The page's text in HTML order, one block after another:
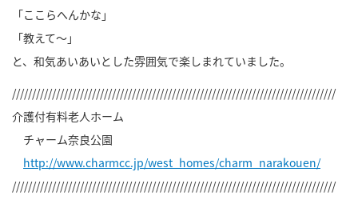
「ここらへんかな」
「教えて～」
と、和気あいあいとした雰囲気で楽しまれていました。
/////////////////////////////////////////////////////////////////////////////////
介護付有料老人ホーム
チャーム奈良公園
http://www.charmcc.jp/west_homes/charm_narakouen/
/////////////////////////////////////////////////////////////////////////////////